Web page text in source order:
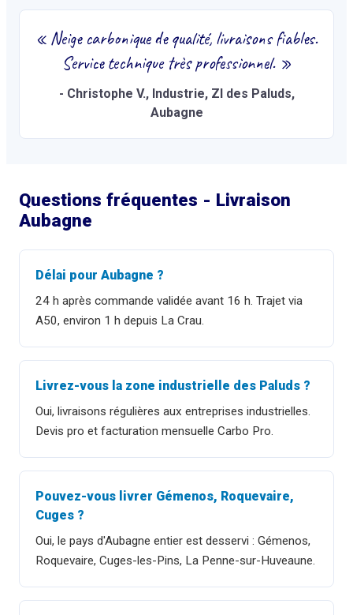
« Neige carbonique de qualité, livraisons fiables.
Service technique très professionnel.»
- Christophe V., Industrie, ZI des Paluds,
Aubagne
Questions fréquentes - Livraison
Aubagne
Délai pour Aubagne ?
24 h après commande validée avant 16 h. Trajet via
A50, environ 1 h depuis La Crau.
Livrez-vous la zone industrielle des Paluds ?
Oui, livraisons régulières aux entreprises industrielles.
Devis pro et facturation mensuelle Carbo Pro.
Pouvez-vous livrer Gémenos, Roquevaire,
Cuges ?
Oui, le pays d'Aubagne entier est desservi : Gémenos,
Roquevaire, Cuges-les-Pins, La Penne-sur-Huveaune.